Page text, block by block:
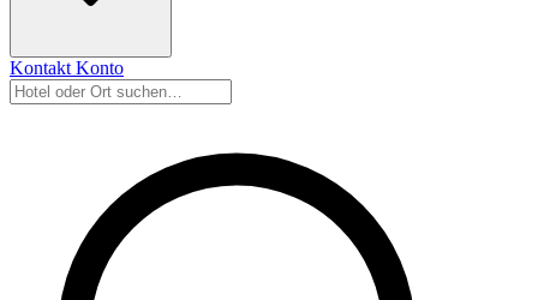
Kontakt Konto